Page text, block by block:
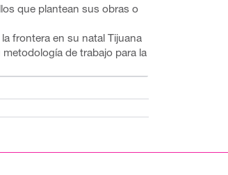
que plantean sus obras o
frontera en su natal Tijuana
de trabajo para la